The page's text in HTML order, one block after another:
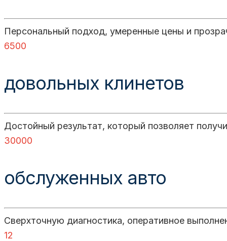
Персональный подход, умеренные цены и
6500
довольных клинетов
Достойный результат, который позволяет
30000
обслуженных авто
Сверхточную диагностика, оперативное
12